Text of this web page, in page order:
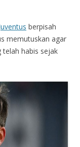
berpisah
memutuskan agar
habis sejak